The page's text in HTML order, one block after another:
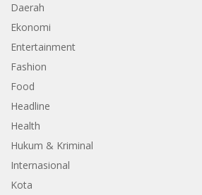
Daerah
Ekonomi
Entertainment
Fashion
Food
Headline
Health
Hukum & Kriminal
Internasional
Kota